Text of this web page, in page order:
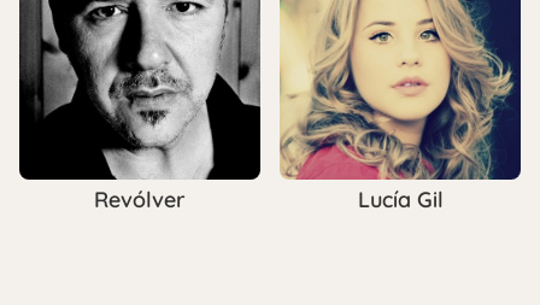
Revólver Lucía Gil